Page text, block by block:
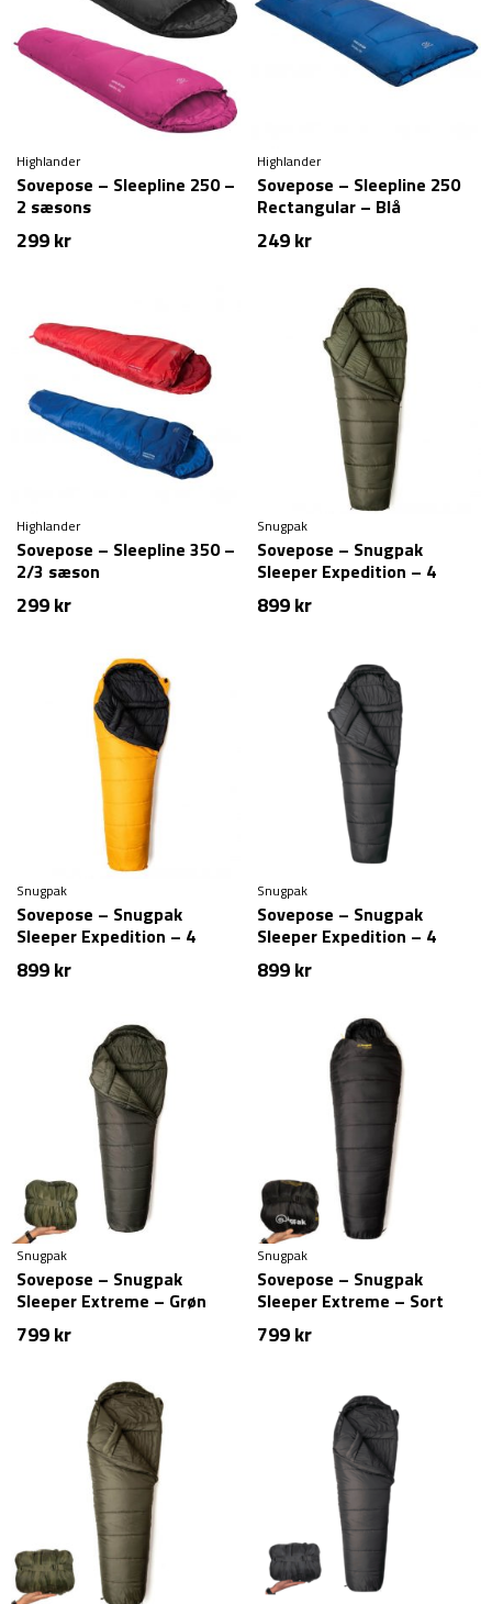
Highlander
Sovepose – Sleepline 250 –
2 sæsons
299kr
Highlander
Sovepose – Sleepline 250
Rectangular – Blå
249kr
Highlander
Sovepose – Sleepline 350 –
2/3 sæson
299kr
Snugpak
Sovepose – Snugpak
Sleeper Expedition – 4
sæsons – Grøn
899kr
Snugpak
Sovepose – Snugpak
Sleeper Expedition – 4
sæsons – gul
899kr
Snugpak
Sovepose – Snugpak
Sleeper Expedition – 4
sæsons – Sort
899kr
Snugpak
Sovepose – Snugpak
Sleeper Extreme – Grøn
799kr
Snugpak
Sovepose – Snugpak
Sleeper Extreme – Sort
799kr